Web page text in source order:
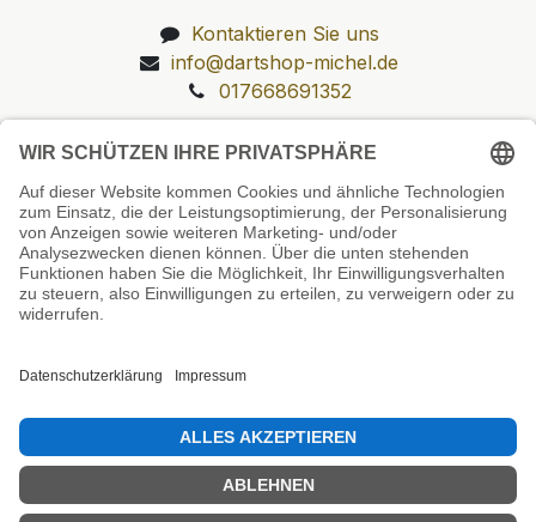
Kontaktieren Sie uns
info@dartshop-michel.de
017668691352
Unsere Prüfsiegel